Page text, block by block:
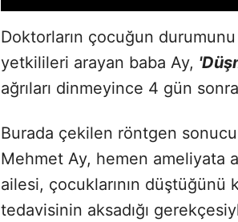
Doktorların çocuğun
yetkilileri arayan baba Ay,
ağrıları dinmeyince 4 gün
Burada çekilen röntgen
Mehmet Ay, hemen ameliyata
ailesi, çocuklarının düştüğünü
tedavisinin aksadığı